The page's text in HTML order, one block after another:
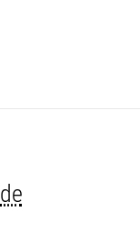
de